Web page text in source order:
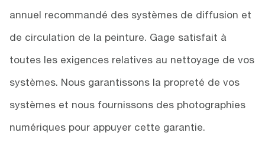
annuel recommandé des systèmes de diffusion et
de circulation de la peinture. Gage satisfait à
toutes les exigences relatives au nettoyage de vos
systèmes. Nous garantissons la propreté de vos
systèmes et nous fournissons des photographies
numériques pour appuyer cette garantie.